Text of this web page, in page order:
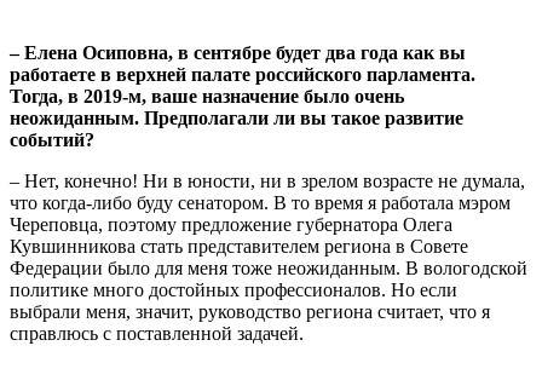
– Елена Осиповна, в сентябре будет два года как вы
работаете в верхней палате российского парламента.
Тогда, в 2019-м, ваше назначение было очень
неожиданным. Предполагали ли вы такое развитие
событий?
– Нет, конечно! Ни в юности, ни в зрелом возрасте не думала,
что когда-либо буду сенатором. В то время я работала мэром
Череповца, поэтому предложение губернатора Олега
Кувшинникова стать представителем региона в Совете
Федерации было для меня тоже неожиданным. В вологодской
политике много достойных профессионалов. Но если
выбрали меня, значит, руководство региона считает, что я
справлюсь с поставленной задачей.